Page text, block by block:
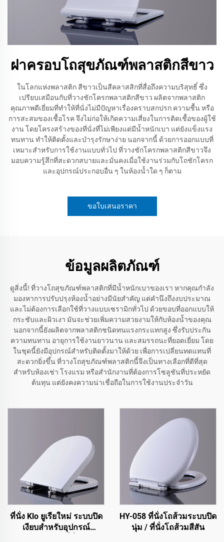
ฝาครอบโถสุขภัณฑ์พลาสติกสีขาว
ในโลกแห่งพลาสติก สีขาวเป็นสีคลาสสิกที่สื่อถึงความบริสุทธิ์ ซึ่ง
เปรียบเสมือนกับที่วางชักโครกพลาสติกสีขาว ผลิตจากพลาสติก
คุณภาพดีเยี่ยมที่ทำให้ที่นั่งไม่มีปัญหาเรื่องคราบสกปรก ความชื้น หรือ
การสะสมของเชื้อโรค จึงไม่ก่อให้เกิดความเสี่ยงในการติดเชื้อของผู้ใช้
งาน โดยโครงสร้างของที่นั่งที่ไม่เพียงแต่มีน้ำหนักเบา แต่ยังแข็งแรง
ทนทาน ทำให้ติดตั้งและบำรุงรักษาง่าย นอกจากนี้ ด้วยการออกแบบที่
เหมาะสำหรับการใช้งานแบบทั่วไป ที่วางชักโครกพลาสติกสีขาวจึง
มอบความรู้สึกที่สะดวกสบายและมั่นคงเมื่อใช้งานร่วมกับโถชักโครก
และอุปกรณ์ประกอบอื่น ๆ ในห้องน้ำใด ๆ ก็ตาม
ขอใบเสนอราคา
ข้อมูลผลิตภัณฑ์
ดูสิ่งนี้! ที่วางโถสุขภัณฑ์พลาสติกที่มีน้ำหนักเบาของเรา หากคุณกำลัง
มองหาการปรับปรุงห้องน้ำอย่างมีนัยสำคัญ แต่คำนึงถึงงบประมาณ
และไม่ต้องการเลือกใช้ที่วางแบบเซรามิกทั่วไป ด้วยขอบที่ออกแบบให้
กระชับและผิวเงา มันจะช่วยเพิ่มความสวยงามให้กับห้องน้ำของคุณ
นอกจากนี้ยังผลิตจากพลาสติกชนิดทนแรงกระแทกสูง ซึ่งรับประกัน
ความทนทาน อายุการใช้งานยาวนาน และสมรรถนะที่ยอดเยี่ยม โดย
ในชุดนี้ยังมีอุปกรณ์สำหรับติดตั้งมาให้ด้วย เพื่อการเปลี่ยนทดแทนที่
สะดวกยิ่งขึ้น ที่วางโถสุขภัณฑ์พลาสติกนี้จึงเป็นทางเลือกที่ดีที่สุด
สำหรับห้องเช่า โรงแรม หรือสำนักงานที่ต้องการโซลูชันที่ประหยัด
ต้นทุน แต่ยังคงความน่าเชื่อถือในการใช้งานประจำวัน
ที่นั่ง Klo ยูเรียใหม่ ระบบปิด
เงียบสำหรับอุปกรณ์
HY-058 ที่นั่งโถส้วมระบบปิด
นุ่ม / ที่นั่งโถส้วมสีสัน